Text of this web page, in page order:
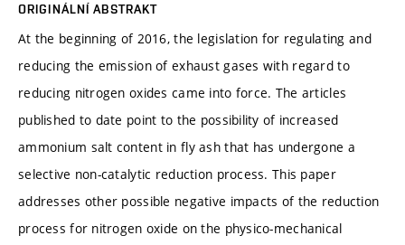
ORIGINÁLNÍ ABSTRAKT
At the beginning of 2016, the legislation for regulating and
reducing the emission of exhaust gases with regard to
reducing nitrogen oxides came into force. The articles
published to date point to the possibility of increased
ammonium salt content in fly ash that has undergone a
selective non-catalytic reduction process. This paper
addresses other possible negative impacts of the reduction
process for nitrogen oxide on the physico-mechanical